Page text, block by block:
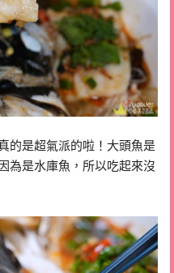
的是超氣派的啦！大頭魚是
為是水庫魚，所以吃起來沒